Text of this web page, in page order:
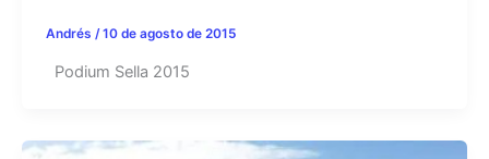
Andrés /10 de agosto de 2015
Podium Sella 2015